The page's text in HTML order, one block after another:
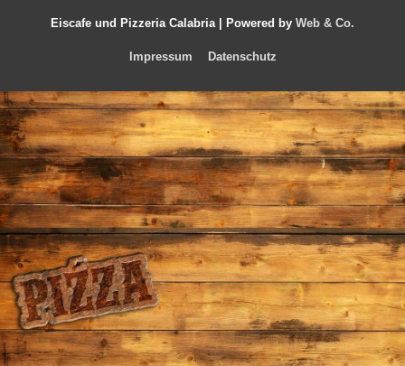
Eiscafe und Pizzeria Calabria | Powered by Web & Co.
Impressum Datenschutz